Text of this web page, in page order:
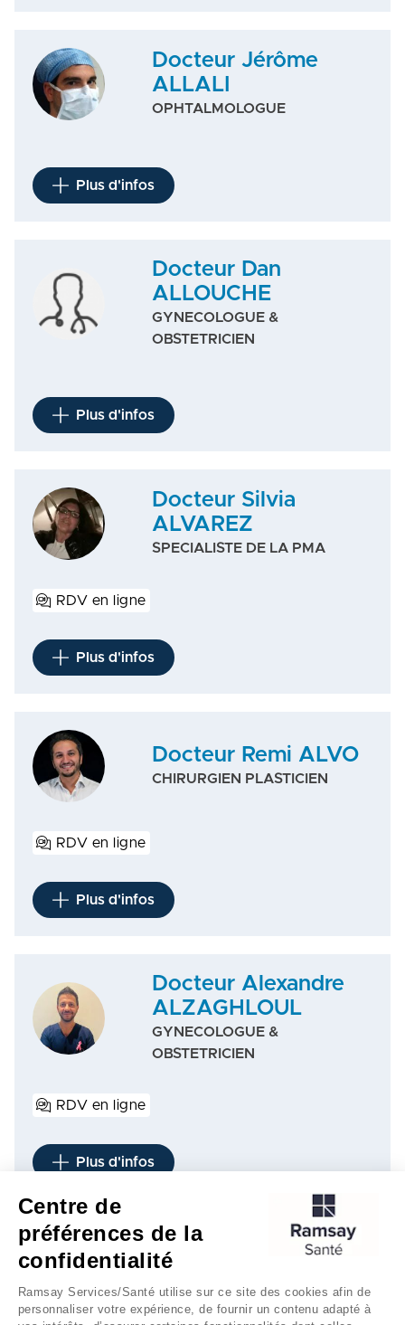
Docteur Jérôme
ALLALI
OPHTALMOLOGUE
Plus d'infos
Docteur Dan
ALLOUCHE
GYNECOLOGUE &
OBSTETRICIEN
Plus d'infos
Docteur Silvia
ALVAREZ
SPECIALISTE DE LA PMA
RDV en ligne
Plus d'infos
Docteur Remi ALVO
CHIRURGIEN PLASTICIEN
RDV en ligne
Plus d'infos
Docteur Alexandre
ALZAGHLOUL
GYNECOLOGUE &
OBSTETRICIEN
RDV en ligne
Plus d'infos
1 2 3 … 16
Centre de
préférences de la
confidentialité
Ramsay Services/Santé utilise sur ce site des cookies afin de
personnaliser votre expérience, de fournir un contenu adapté à